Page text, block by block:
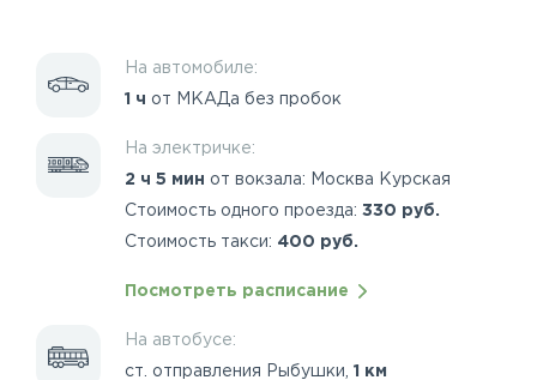
На автомобиле:
1 ч от МКАДа без пробок
На электричке:
2 ч 5 мин от вокзала: Москва Курская
Стоимость одного проезда: 330 руб.
Стоимость такси: 400 руб.
Посмотреть расписание
На автобусе:
ст. отправления Рыбушки, 1 км